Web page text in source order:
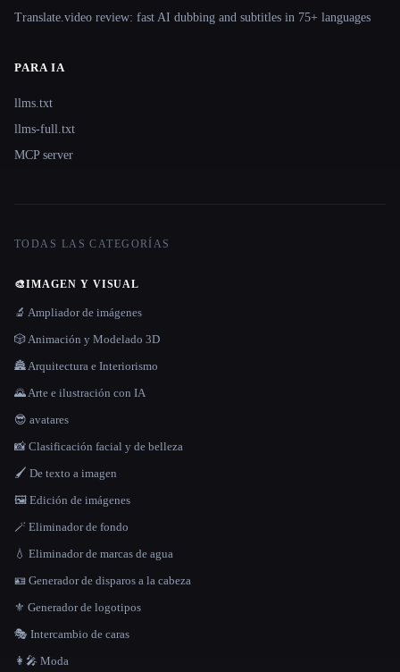
Translate.video review: fast AI dubbing and subtitles in 75+ languages
PARA IA
llms.txt
llms-full.txt
MCP server
TODAS LAS CATEGORÍAS
🎨IMAGEN Y VISUAL
🔬 Ampliador de imágenes
🎲 Animación y Modelado 3D
🏯 Arquitectura e Interiorismo
🌄 Arte e ilustración con IA
😎 avatares
📸 Clasificación facial y de belleza
🖌️ De texto a imagen
🖼️ Edición de imágenes
🪄 Eliminador de fondo
💧 Eliminador de marcas de agua
🪪 Generador de disparos a la cabeza
⚜️ Generador de logotipos
🎭 Intercambio de caras
👩‍🎤 Moda